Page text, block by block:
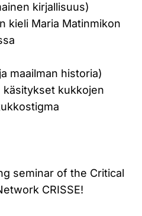
kirjallisuus)
kieli Maria Matinmikon
maailman historia)
käsitykset kukkojen
seminar of the Critical
CRISSE!